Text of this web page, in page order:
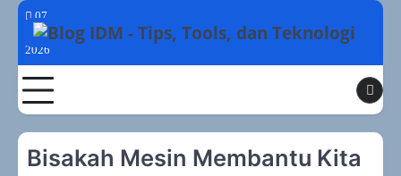
Skip
content
07
Agustus
2026
Toggle
Bisakah Mesin Membantu Kita